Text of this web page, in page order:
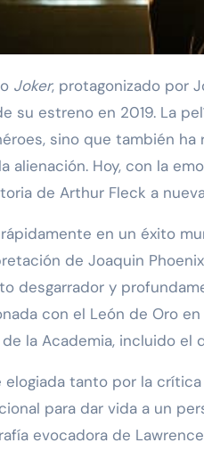
Joker, protagonizado por
su estreno en 2019. La
sino que también
alienación. Hoy, con la
de Arthur Fleck a
en un éxito
de Joaquin
desgarrador y
con el León de Oro
la Academia, incluido el
elogiada tanto por la
para dar vida a un
evocadora de